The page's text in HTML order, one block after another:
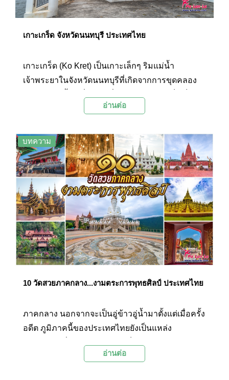
เกาะเกร็ด จังหวัดนนทบุรี ประเทศไทย
เกาะเกร็ด (Ko Kret) เป็นเกาะเล็กๆ ริมแม่น้ำ
เจ้าพระยาในจังหวัดนนทบุรีที่เกิดจากการขุดคลอง
ย่านชุมชนมาตั้งแต่สมัยอยุธยาตอนปลาย ปัจจุบันจึงมี
หมู่บ้านโอทอปที่จัดแสดงผลงานทางด้านหัตถกรรม
และเครื่องปั้นดินเผาของชาวไทยเชื้อสายมอญ
นอกจากนี้ยังมีส่วนของตลาดที่จำหน่ายสินค้าท้องถิ่น
อาหาร และขนมอร่อยๆ อีกด้วย
อ่านต่อ
บทความ
10 วัดสวยภาคกลาง...งามตระการพุทธศิลป์ ประเทศไทย
ภาคกลาง นอกจากจะเป็นอู่ข้าวอู่น้ำมาตั้งแต่เมื่อครั้ง
อดีต ภูมิภาคนี้ของประเทศไทยยังเป็นแหล่ง
สถาปัตยกรรมที่สวยงามทรงคุณค่ามากมาย โดย
อ่านต่อ